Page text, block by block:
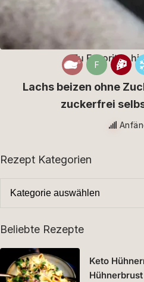
Zu Favoriten
F
Lachs beizen ohne
zuckerfrei
Rezept Kategorien
Beliebte Rezepte
Keto